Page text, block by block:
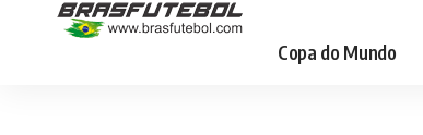
Copa do Mundo